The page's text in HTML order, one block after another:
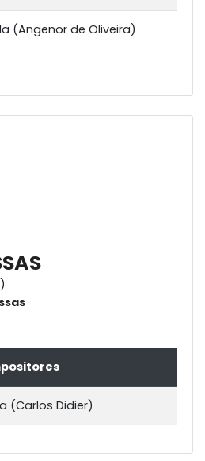
(Angenor de Oliveira)
(Carlos Didier)